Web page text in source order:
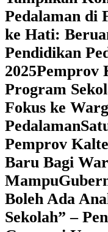
Pedalaman di
ke Hati:
Pendidikan
2025‎Pemprov
Program
Fokus ke
Pedalaman
Pemprov
Baru Bagi
Mampu
Boleh Ada
Sekolah” –